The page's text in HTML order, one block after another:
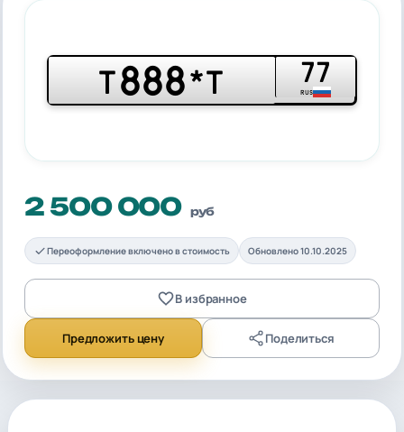
Т888*Т 77
RUS
2 500 000 руб
Переоформление включено в стоимость Обновлено 10.10.2025
В избранное
Предложить цену Поделиться